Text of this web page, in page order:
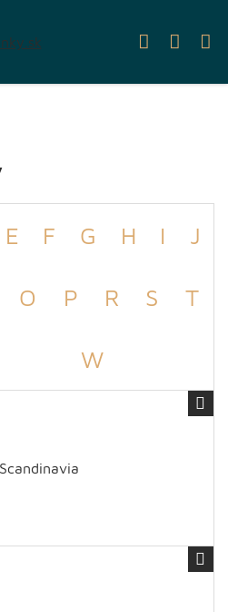
E F G H I J
O P R S T
W